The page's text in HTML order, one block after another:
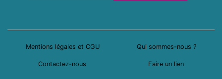
Mentions légales et CGU Qui sommes-nous ?
Contactez-nous Faire un lien